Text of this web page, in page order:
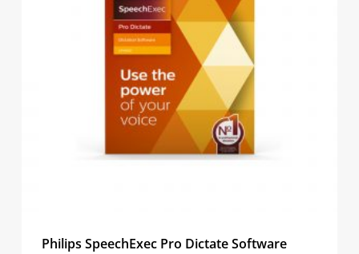
Philips SpeechExec Pro Dictate Software